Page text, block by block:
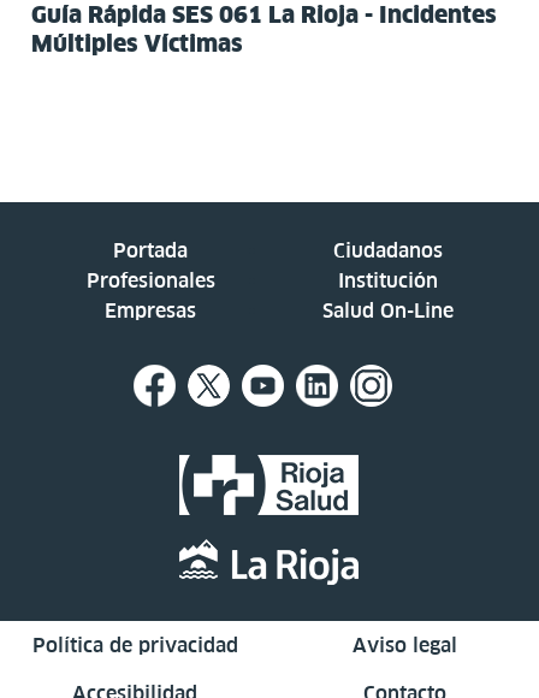
Guía Rápida SES 061 La Rioja - Incidentes
Múltiples Víctimas
Portada
Ciudadanos
Profesionales
Institución
Empresas
Salud On-Line
Política de privacidad Aviso legal
Accesibilidad Contacto